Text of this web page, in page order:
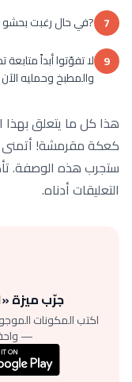
7 ?في حال رغبت بحشو
9 لا تفوّتوا أبداً
والمطبخ وحمليه الآن
هذا كل ما يتعلق بهذا
كعكة مقرمشة! أتمنى
ستجرب هذه الوصفة.
التعليقات أدناه.
جرّب ميزة
اكتب المكونات
—